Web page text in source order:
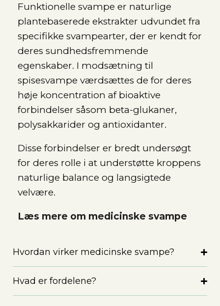
Funktionelle svampe er naturlige
plantebaserede ekstrakter udvundet fra
specifikke svampearter, der er kendt for
deres sundhedsfremmende
egenskaber. I modsætning til
spisesvampe værdsættes de for deres
høje koncentration af bioaktive
forbindelser såsom beta-glukaner,
polysakkarider og antioxidanter.
Disse forbindelser er bredt undersøgt
for deres rolle i at understøtte kroppens
naturlige balance og langsigtede
velvære.
Læs mere om medicinske svampe
Hvordan virker medicinske svampe?
Hvad er fordelene?